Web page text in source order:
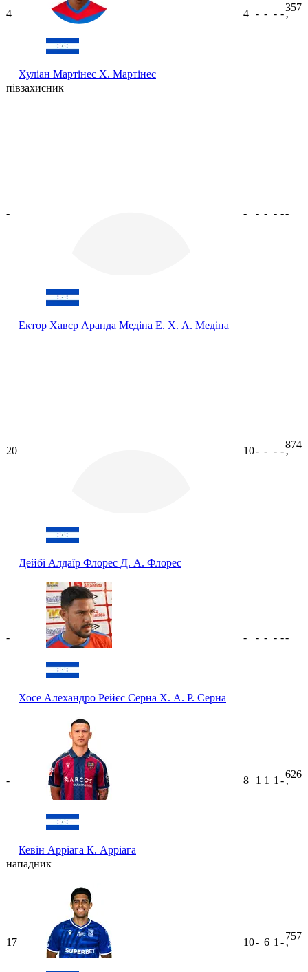
4
Хуліан Мартінес Х. Мартінес
4 - - - -
357
ʼ
півзахисник
-
Ектор Хавєр Аранда Медіна Е. Х. А. Медіна
- - - - --
20
Дейбі Алдаїр Флорес Д. А. Флорес
10- - - -
874
ʼ
-
Хосе Алехандро Рейєс Серна Х. А. Р. Серна
- - - - --
-
Кевін Арріага К. Арріага
8 1 1 1 -
626
ʼ
нападник
17 10- 6 1 -
757
ʼ